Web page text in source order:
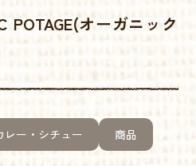
POTAGE(オーガニック
レー・シチュー 商品